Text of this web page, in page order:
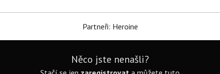
Partneři: Heroine
Něco jste nenašli?